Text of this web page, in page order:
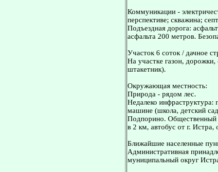
Коммуникации -
перспективе; скважина;
Подъездная дорога:
асфальта 200 метров.
Участок 6 соток / дачное
На участке газон, дорожки,
штакетник).
Окружающая местность:
Природа - рядом лес.
Недалеко
машине (школа, детский
Подпорино. Общественный
в 2 км, автобус от г. Истра,
Ближайшие населенные
Административная
муниципальный округ